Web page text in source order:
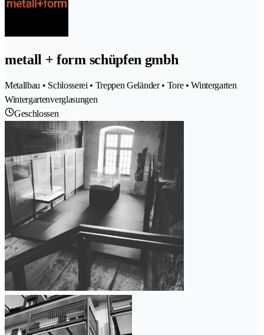
metall + form schüpfen gmbh
Metallbau • Schlosserei • Treppen Geländer • Tore • Wintergarten
Wintergartenverglasungen
Geschlossen